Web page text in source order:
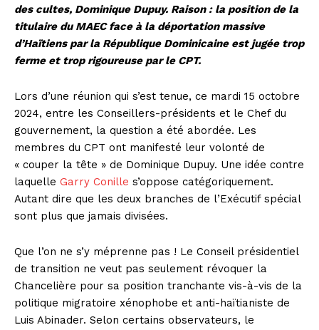
des cultes, Dominique Dupuy. Raison : la position de la
titulaire du MAEC face à la déportation massive
d’Haïtiens par la République Dominicaine est jugée trop
ferme et trop rigoureuse par le CPT.
Lors d’une réunion qui s’est tenue, ce mardi 15 octobre
2024, entre les Conseillers-présidents et le Chef du
gouvernement, la question a été abordée. Les
membres du CPT ont manifesté leur volonté de
« couper la tête » de Dominique Dupuy. Une idée contre
laquelle Garry Conille s’oppose catégoriquement.
Autant dire que les deux branches de l’Exécutif spécial
sont plus que jamais divisées.
Que l’on ne s’y méprenne pas ! Le Conseil présidentiel
de transition ne veut pas seulement révoquer la
Chancelière pour sa position tranchante vis-à-vis de la
politique migratoire xénophobe et anti-haïtianiste de
Luis Abinader. Selon certains observateurs, le